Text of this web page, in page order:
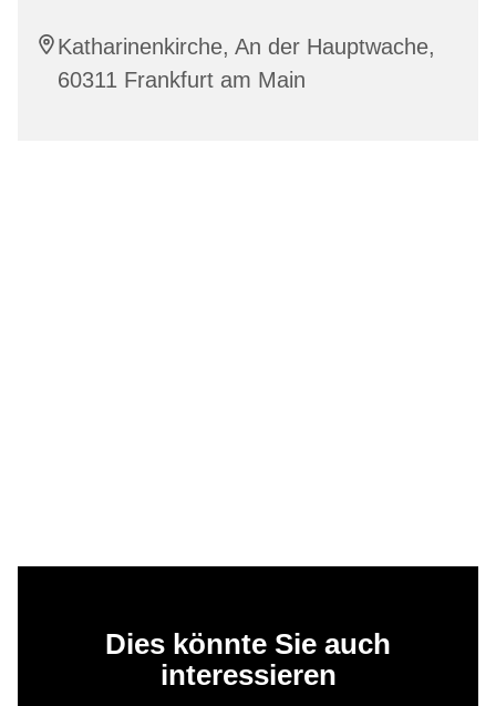
Katharinenkirche, An der Hauptwache,
60311 Frankfurt am Main
Dies könnte Sie auch
interessieren